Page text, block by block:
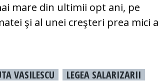
mare din ultimii opt ani, pe
şi al unei creşteri prea mici a
VASILESCU
LEGEA SALARIZARII